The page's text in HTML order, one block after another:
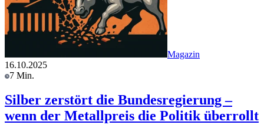
Magazin
16.10.2025
7 Min.
Silber zerstört die Bundesregierung –
wenn der Metallpreis die Politik überrollt